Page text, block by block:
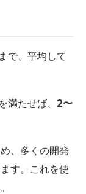
で、平均して
満たせば、 2〜
、多くの開発
す。これを使